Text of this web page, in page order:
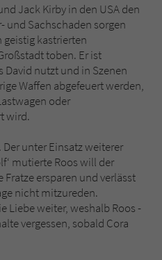
Jack Kirby in den USA den
und Sachschaden sorgen
geistig kastrierten
toben. Er ist
nutzt und in Szenen
Waffen abgefeuert werden,
oder
wird.
unter Einsatz weiterer
mutierte Roos will der
ersparen und verlässt
nicht mitzureden.
Liebe weiter, weshalb Roos -
vergessen, sobald Cora